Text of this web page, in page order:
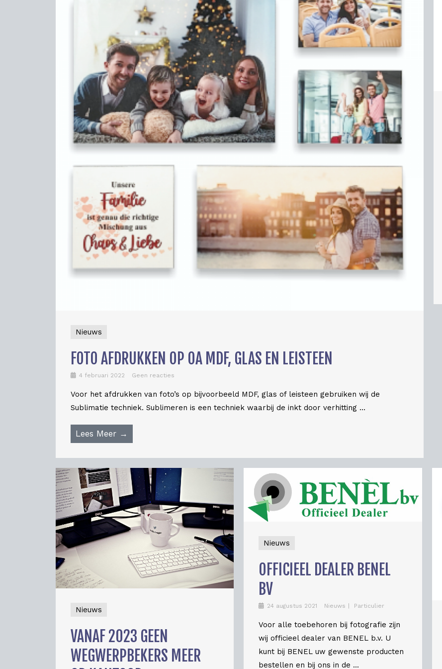
Nieuws
FOTO AFDRUKKEN OP OA MDF, GLAS EN LEISTEEN
4 februari 2022 Geen reacties
Voor het afdrukken van foto’s op bijvoorbeeld MDF, glas of leisteen gebruiken wij de
Sublimatie techniek. Sublimeren is een techniek waarbij de inkt door verhitting …
Lees Meer →
Nieuws
VANAF 2023 GEEN
WEGWERPBEKERS MEER
Nieuws
OFFICIEEL DEALER BENEL
BV
24 augustus 2021 Nieuws Particulier
Voor alle toebehoren bij fotografie zijn
wij officieel dealer van BENEL b.v. U
kunt bij BENEL uw gewenste producten
bestellen en bij ons in de ...